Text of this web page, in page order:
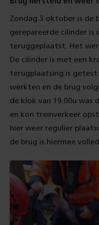
Zondag 3 oktober is de
gerepareerde cilinder is
teruggeplaatst. Het
De cilinder is met een
terugplaatsing is getest
werkten en de brug
de klok van 19.00u was
en kon treinverkeer
hier weer regulier
de brug is hiermee